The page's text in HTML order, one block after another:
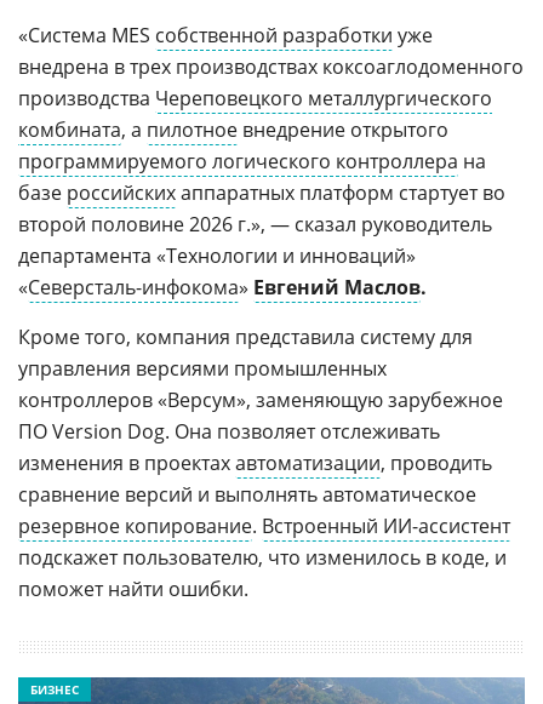
«Система MES собственной разработки уже
внедрена в трех производствах коксоаглодоменного
производства Череповецкого металлургического
комбината, а пилотное внедрение открытого
программируемого логического контроллера на
базе российскихаппаратных платформ стартует во
второй половине 2026 г.», — сказал руководитель
департамента «Технологии и инноваций»
«Северсталь-инфокома» Евгений Маслов.
Кроме того, компания представила систему для
управления версиями промышленных
контроллеров «Версум», заменяющую зарубежное
ПО Version Dog. Она позволяет отслеживать
изменения в проектахавтоматизации, проводить
сравнение версий и выполнять автоматическое
резервное копирование. Встроенный ИИ-ассистент
подскажет пользователю, что изменилось в коде, и
поможет найти ошибки.
БИЗНЕС